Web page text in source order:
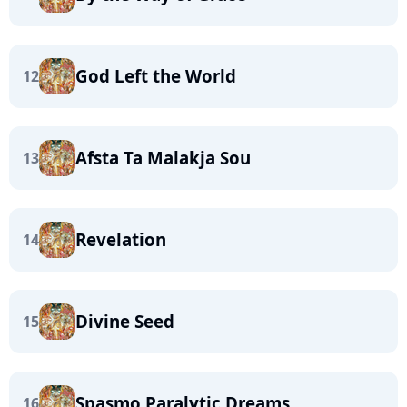
12 God Left the World
13 Afsta Ta Malakja Sou
14 Revelation
15 Divine Seed